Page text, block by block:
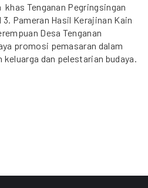
Tenganan Pegringsingan
Pameran Hasil Kerajinan Kain
Desa Tenganan
promosi pemasaran dalam
dan pelestarian budaya.